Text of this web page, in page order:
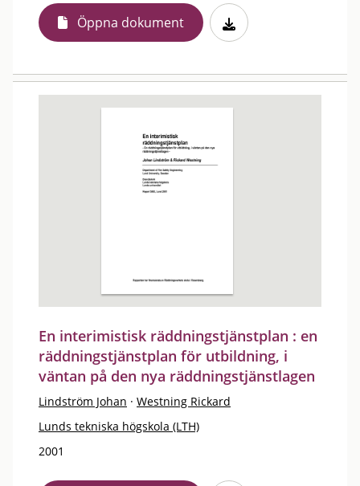
Öppna dokument
En interimistisk räddningstjänstplan : en
räddningstjänstplan för utbildning, i
väntan på den nya räddningstjänstlagen
Lindström Johan · Westning Rickard
Lunds tekniska högskola (LTH)
2001